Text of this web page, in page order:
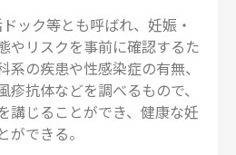
ック等とも呼ばれ、妊娠・
やリスクを事前に確認するた
系の疾患や性感染症の有無、
疹抗体などを調べるもので、
講じることができ、健康な妊
できる。